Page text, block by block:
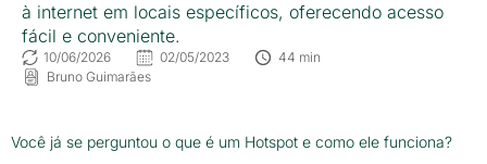
à internet em locais específicos, oferecendo acesso
fácil e conveniente.
10/06/2026 02/05/2023
44 min
Bruno Guimarães
Você já se perguntou o que é um Hotspot e como ele funciona?